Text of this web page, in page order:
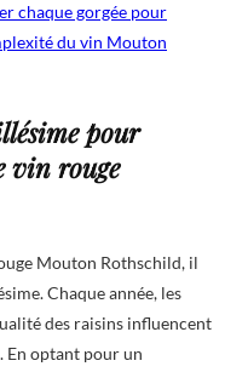
chaque gorgée pour
du vin Mouton
pour
vin rouge
Mouton Rothschild, il
Chaque année, les
des raisins influencent
En optant pour un